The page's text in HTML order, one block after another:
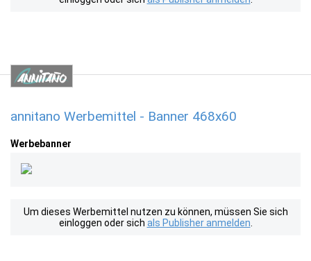
annitano Werbemittel - Banner 468x60
Werbebanner
Um dieses Werbemittel nutzen zu können, müssen Sie sich
einloggen oder sich als Publisher anmelden